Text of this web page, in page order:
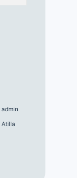
admin
Atilla